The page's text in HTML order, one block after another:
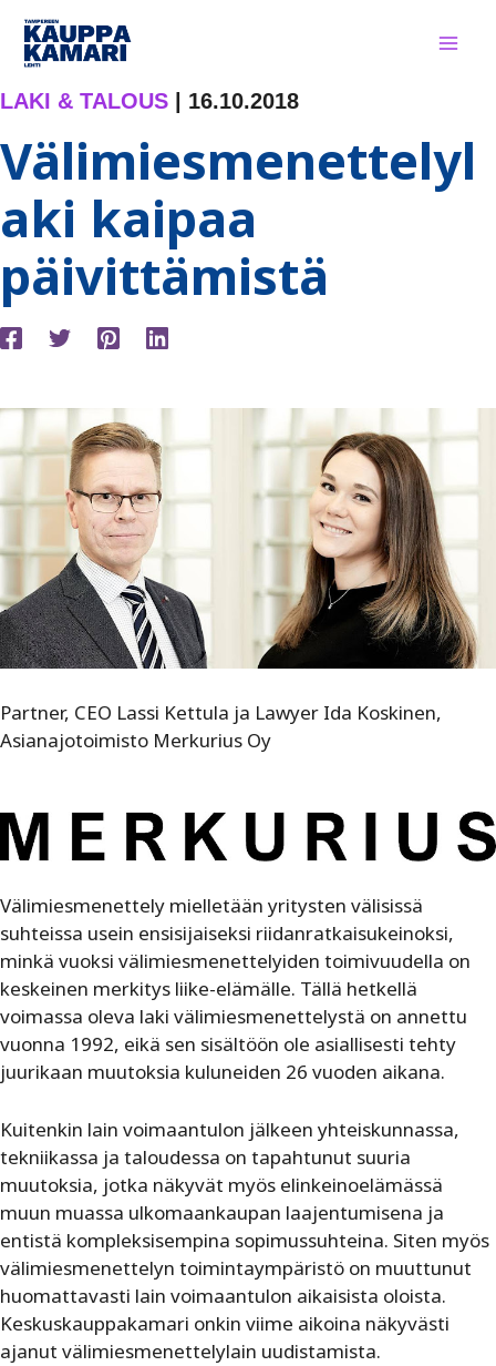
Siirry
sisältöön
LAKI & TALOUS 16.10.2018
Välimiesmenettelyl
aki kaipaa
päivittämistä
Partner, CEO Lassi Kettula ja Lawyer Ida Koskinen,
Asianajotoimisto Merkurius Oy
Välimiesmenettely mielletään yritysten välisissä
suhteissa usein ensisijaiseksi riidanratkaisukeinoksi,
minkä vuoksi välimiesmenettelyiden toimivuudella on
keskeinen merkitys liike-elämälle. Tällä hetkellä
voimassa oleva laki välimiesmenettelystä on annettu
vuonna 1992, eikä sen sisältöön ole asiallisesti tehty
juurikaan muutoksia kuluneiden 26 vuoden aikana.
Kuitenkin lain voimaantulon jälkeen yhteiskunnassa,
tekniikassa ja taloudessa on tapahtunut suuria
muutoksia, jotka näkyvät myös elinkeinoelämässä
muun muassa ulkomaankaupan laajentumisena ja
entistä kompleksisempina sopimussuhteina. Siten myös
välimiesmenettelyn toimintaympäristö on muuttunut
huomattavasti lain voimaantulon aikaisista oloista.
Keskuskauppakamari onkin viime aikoina näkyvästi
ajanut välimiesmenettelylain uudistamista.